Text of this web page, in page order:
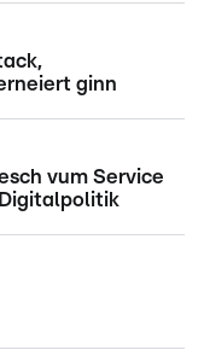
ginn
vum Service